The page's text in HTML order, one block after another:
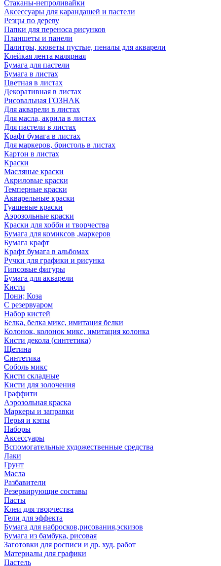
Стаканы-непроливайки
Аксессуары для карандашей и пастели
Резцы по дереву
Папки для переноса рисунков
Планшеты и панели
Палитры, кюветы пустые, пеналы для акварели
Клейкая лента малярная
Бумага для пастели
Бумага в листах
Цветная в листах
Декоративная в листах
Рисовальная ГОЗНАК
Для акварели в листах
Для масла, акрила в листах
Для пастели в листах
Крафт бумага в листах
Для маркеров, бристоль в листах
Картон в листах
Краски
Масляные краски
Акриловые краски
Темперные краски
Акварельные краски
Гуашевые краски
Аэрозольные краски
Краски для хобби и творчества
Бумага для комиксов ,маркеров
Бумага крафт
Крафт бумага в альбомах
Ручки для графики и рисунка
Гипсовые фигуры
Бумага для акварели
Кисти
Пони; Коза
С резервуаром
Набор кистей
Белка, белка микс, имитация белки
Колонок, колонок микс, имитация колонка
Кисти декола (синтетика)
Щетина
Синтетика
Соболь микс
Кисти складные
Кисти для золочения
Граффити
Аэрозольная краска
Маркеры и заправки
Перья и кэпы
Наборы
Аксессуары
Вспомогательные художественные средства
Лаки
Грунт
Масла
Разбавители
Резервирующие составы
Пасты
Клеи для творчества
Гели для эффекта
Бумага для набросков,рисования,эскизов
Бумага из бамбука, рисовая
Заготовки для росписи и др. худ. работ
Материалы для графики
Пастель